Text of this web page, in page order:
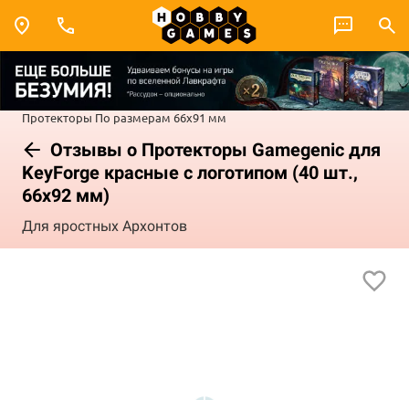
Протекторы По размерам 66x91 мм
Отзывы о Протекторы Gamegenic для
KeyForge красные с логотипом (40 шт.,
66x92 мм)
Для яростных Архонтов